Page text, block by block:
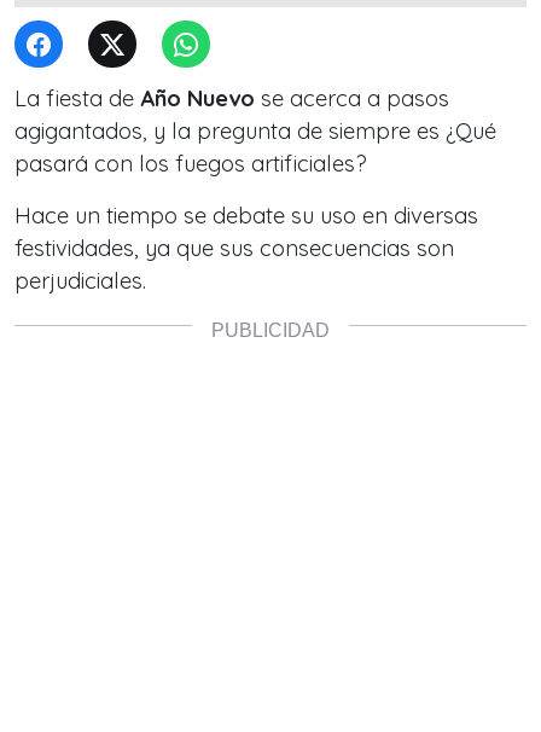
La fiesta de Año Nuevo se acerca a pasos
agigantados, y la pregunta de siempre es ¿Qué
pasará con los fuegos artificiales?
Hace un tiempo se debate su uso en diversas
festividades, ya que sus consecuencias son
perjudiciales.